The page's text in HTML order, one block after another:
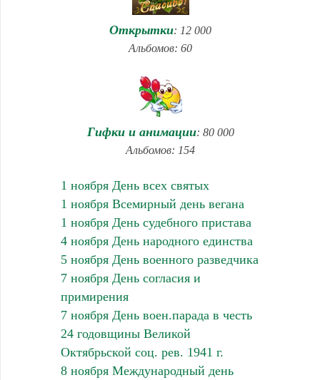
Открытки: 12 000
Альбомов: 60
Гифки и анимации: 80 000
Альбомов: 154
1 ноября День всех святых
1 ноября Всемирный день вегана
1 ноября День судебного пристава
4 ноября День народного единства
5 ноября День военного разведчика
7 ноября День согласия и
примирения
7 ноября День воен.парада в честь
24 годовщины Великой
Октябрьской соц. рев. 1941 г.
8 ноября Международный день